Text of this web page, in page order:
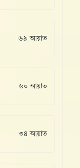
৬৯ আয়াত
৬০ আয়াত
৩৪ আয়াত